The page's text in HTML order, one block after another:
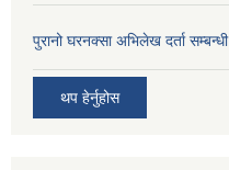
पुरानो घरनक्सा अभिलेख दर्ता
थप हेर्नुहोस